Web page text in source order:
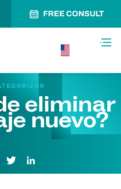
FREE CONSULT
eliminar
nuevo?
de Facebook
Enlace de Twitter
Enlace de LinkedIn